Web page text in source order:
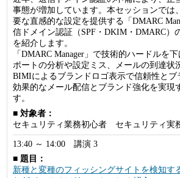
事態が増加しています。本セッションでは
要な直感的な設定を提供する「DMARC
信ドメイン認証（SPF・DKIM・DMARC）
を紹介します。
「DMARC Manager」で技術的ハードルを
ポートの分析や設定ミス、メールの到達状
BIMIによるブランドロゴ表示で信頼性とブ
効果的なメール配信とブランド強化を実現
す。
■ 対象者：
セキュリティ業務初心者 セキュリティ実
13:40 ～ 14:00 講演 3
■ 題目：
新種と変種のフィッシングサイトを検知す